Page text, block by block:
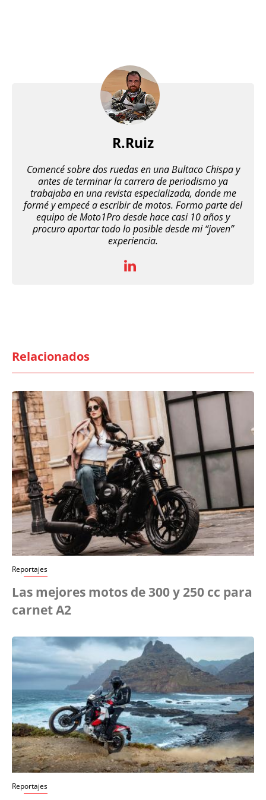
R.Ruiz
Comencé sobre dos ruedas en una Bultaco Chispa y
antes de terminar la carrera de periodismo ya
trabajaba en una revista especializada, donde me
formé y empecé a escribir de motos. Formo parte del
equipo de Moto1Pro desde hace casi 10 años y
procuro aportar todo lo posible desde mi “joven”
experiencia.
Relacionados
Reportajes
Las mejores motos de 300 y 250 cc para
carnet A2
Reportajes